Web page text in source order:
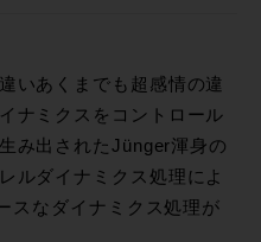
いあくまでも超感情の違
ナミクスをコントロール
み出されたJünger渾身の
ルダイナミクス処理によ
スなダイナミクス処理が